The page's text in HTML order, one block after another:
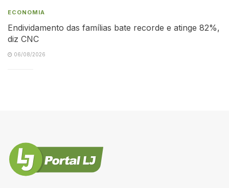
ECONOMIA
Endividamento das famílias bate recorde e atinge 82%,
diz CNC
06/08/2026